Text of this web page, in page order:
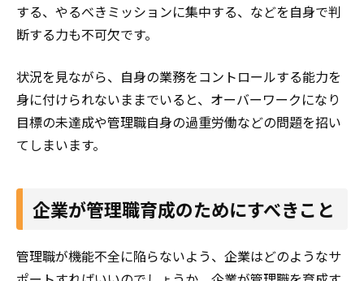
する、やるべきミッションに集中する、などを自身で判
断する力も不可欠です。
状況を見ながら、自身の業務をコントロールする能力を
身に付けられないままでいると、オーバーワークになり
目標の未達成や管理職自身の過重労働などの問題を招い
てしまいます。
企業が管理職育成のためにすべきこと
管理職が機能不全に陥らないよう、企業はどのようなサ